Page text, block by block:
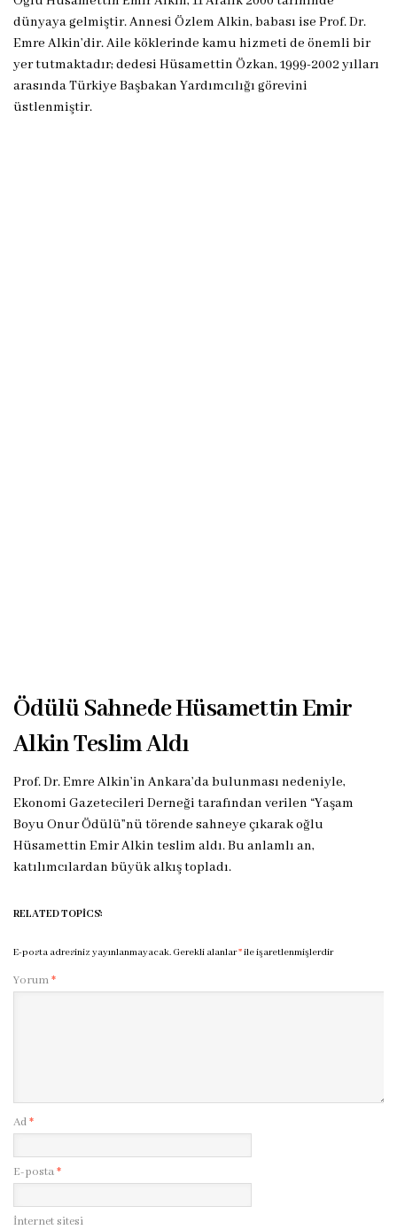
dünyaya gelmiştir. Annesi Özlem Alkin, babası ise Prof. Dr.
Emre Alkin’dir. Aile köklerinde kamu hizmeti de önemli bir
yer tutmaktadır; dedesi Hüsamettin Özkan, 1999-2002 yılları
arasında Türkiye Başbakan Yardımcılığı görevini
üstlenmiştir.
Ödülü Sahnede Hüsamettin Emir
Alkin Teslim Aldı
Prof. Dr. Emre Alkin’in Ankara’da bulunması nedeniyle,
Ekonomi Gazetecileri Derneği tarafından verilen “Yaşam
Boyu Onur Ödülü”nü törende sahneye çıkarak oğlu
Hüsamettin Emir Alkin teslim aldı. Bu anlamlı an,
katılımcılardan büyük alkış topladı.
RELATED TOPICS:
E-posta adresiniz yayınlanmayacak. Gerekli alanlar*ile işaretlenmişlerdir
Yorum*
Ad*
E-posta*
İnternet sitesi